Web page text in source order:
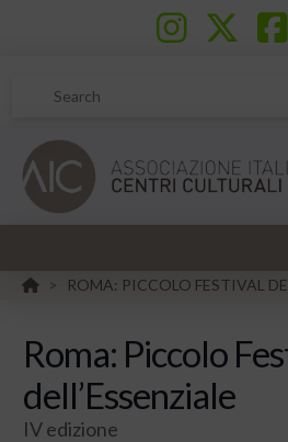
Search
HOME
> ROMA: PICCOLO FESTIVAL
Roma: Piccolo
dell’Essenziale
IV edizione